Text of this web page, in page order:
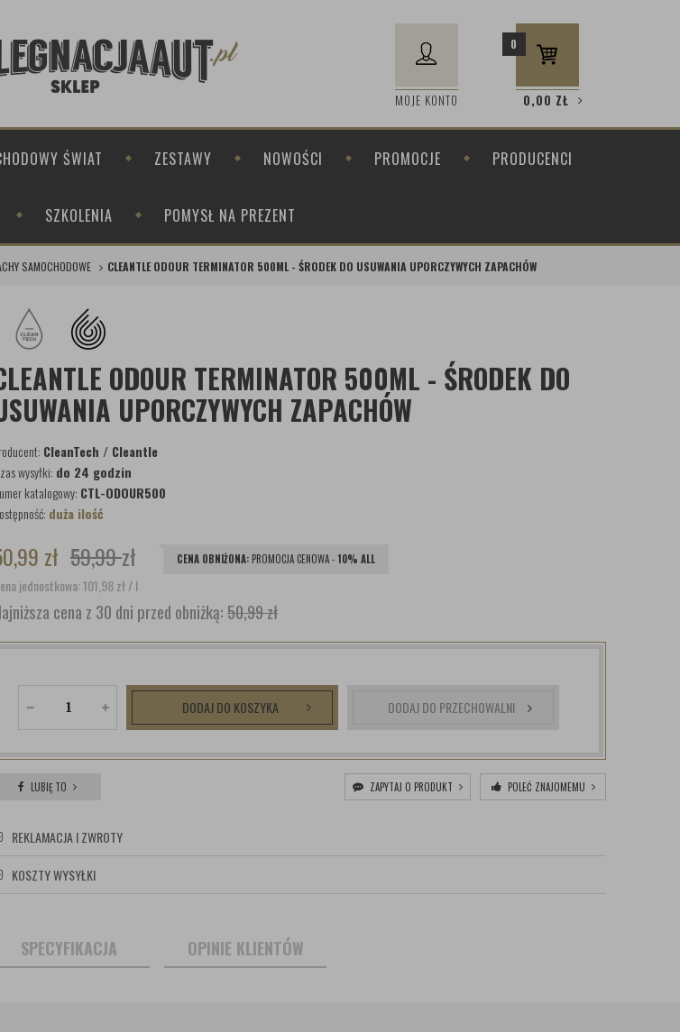
MOJE KONTO
0
0,00 ZŁ
ŚWIAT ZESTAWY NOWOŚCI PROMOCJE PRODUCENCI
SZKOLENIA POMYSŁ NA PREZENT
SAMOCHODOWE CLEANTLE ODOUR TERMINATOR 500ML - ŚRODEK DO USUWANIA UPORCZYWYCH ZAPACHÓW
ODOUR TERMINATOR 500ML - ŚRODEK DO
UPORCZYWYCH ZAPACHÓW
CleanTech / Cleantle
wysyłki: do 24 godzin
katalogowy: CTL-ODOUR500
duża ilość
zł 59,99zł CENA OBNIŻONA: PROMOCJA CENOWA -10% ALL
jednostkowa: 101,98zł/ l
cena z 30 dni przed obniżką:50,99 zł
DODAJ DO KOSZYKA DODAJ DO PRZECHOWALNI
LUBIĘ TO ZAPYTAJ O PRODUKT POLEĆ ZNAJOMEMU
REKLAMACJA I ZWROTY
KOSZTY WYSYŁKI
SPECYFIKACJA OPINIE KLIENTÓW